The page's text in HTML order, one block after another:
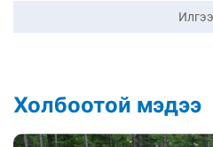
Холбоотой мэдээ